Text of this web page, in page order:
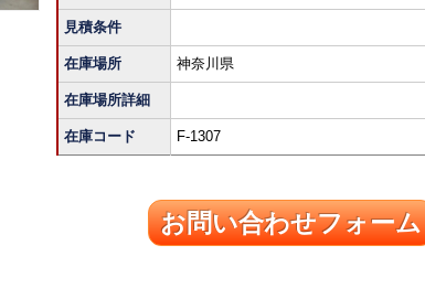
見積条件
在庫場所 神奈川県
在庫場所詳細
在庫コード F-1307
お問い合わせフォーム